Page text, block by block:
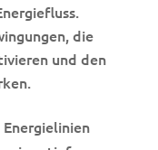
die
und den